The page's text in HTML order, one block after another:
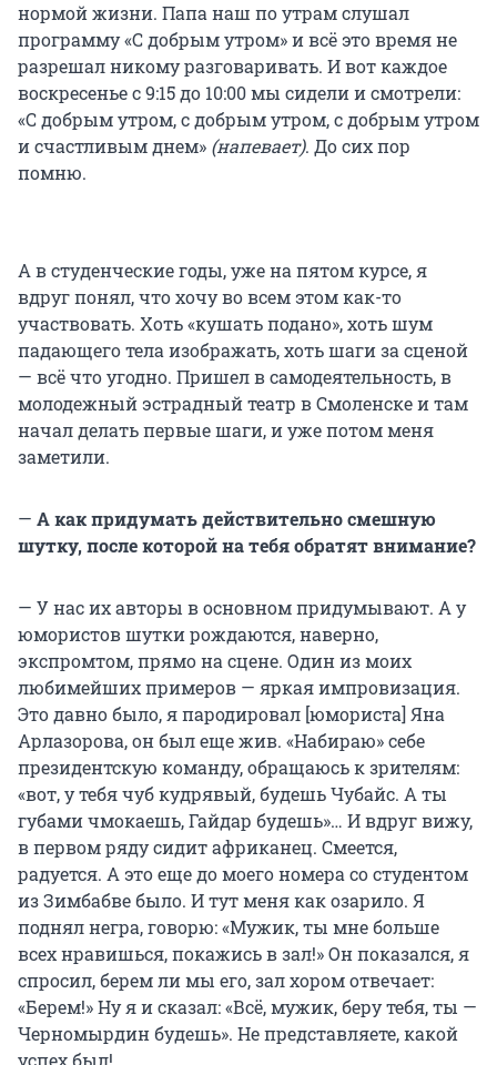
нормой жизни. Папа наш по утрам слушал
программу «С добрым утром» и всё это время не
разрешал никому разговаривать. И вот каждое
воскресенье с 9:15 до 10:00 мы сидели и смотрели:
«С добрым утром, с добрым утром, с добрым утром
и счастливым днем» (напевает). До сих пор
помню.
А в студенческие годы, уже на пятом курсе, я
вдруг понял, что хочу во всем этом как-то
участвовать. Хоть «кушать подано», хоть шум
падающего тела изображать, хоть шаги за сценой
— всё что угодно. Пришел в самодеятельность, в
молодежный эстрадный театр в Смоленске и там
начал делать первые шаги, и уже потом меня
заметили.
— А как придумать действительно смешную
шутку, после которой на тебя обратят внимание?
— У нас их авторы в основном придумывают. А у
юмористов шутки рождаются, наверно,
экспромтом, прямо на сцене. Один из моих
любимейших примеров — яркая импровизация.
Это давно было, я пародировал [юмориста] Яна
Арлазорова, он был еще жив. «Набираю» себе
президентскую команду, обращаюсь к зрителям:
«вот, у тебя чуб кудрявый, будешь Чубайс. А ты
губами чмокаешь, Гайдар будешь»… И вдруг вижу,
в первом ряду сидит африканец. Смеется,
радуется. А это еще до моего номера со студентом
из Зимбабве было. И тут меня как озарило. Я
поднял негра, говорю: «Мужик, ты мне больше
всех нравишься, покажись в зал!» Он показался, я
спросил, берем ли мы его, зал хором отвечает:
«Берем!» Ну я и сказал: «Всё, мужик, беру тебя, ты —
Черномырдин будешь». Не представляете, какой